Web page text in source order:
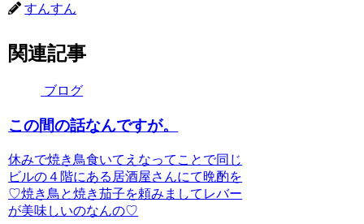
すんすん
関連記事
ブログ
この間の話なんですが。
休みで焼き鳥食いてえなってことで同じ
ビルの４階にある居酒屋さんにて晩酌を
♡焼き鳥と焼き茄子を頼みましてレバー
が美味しいのなんの♡